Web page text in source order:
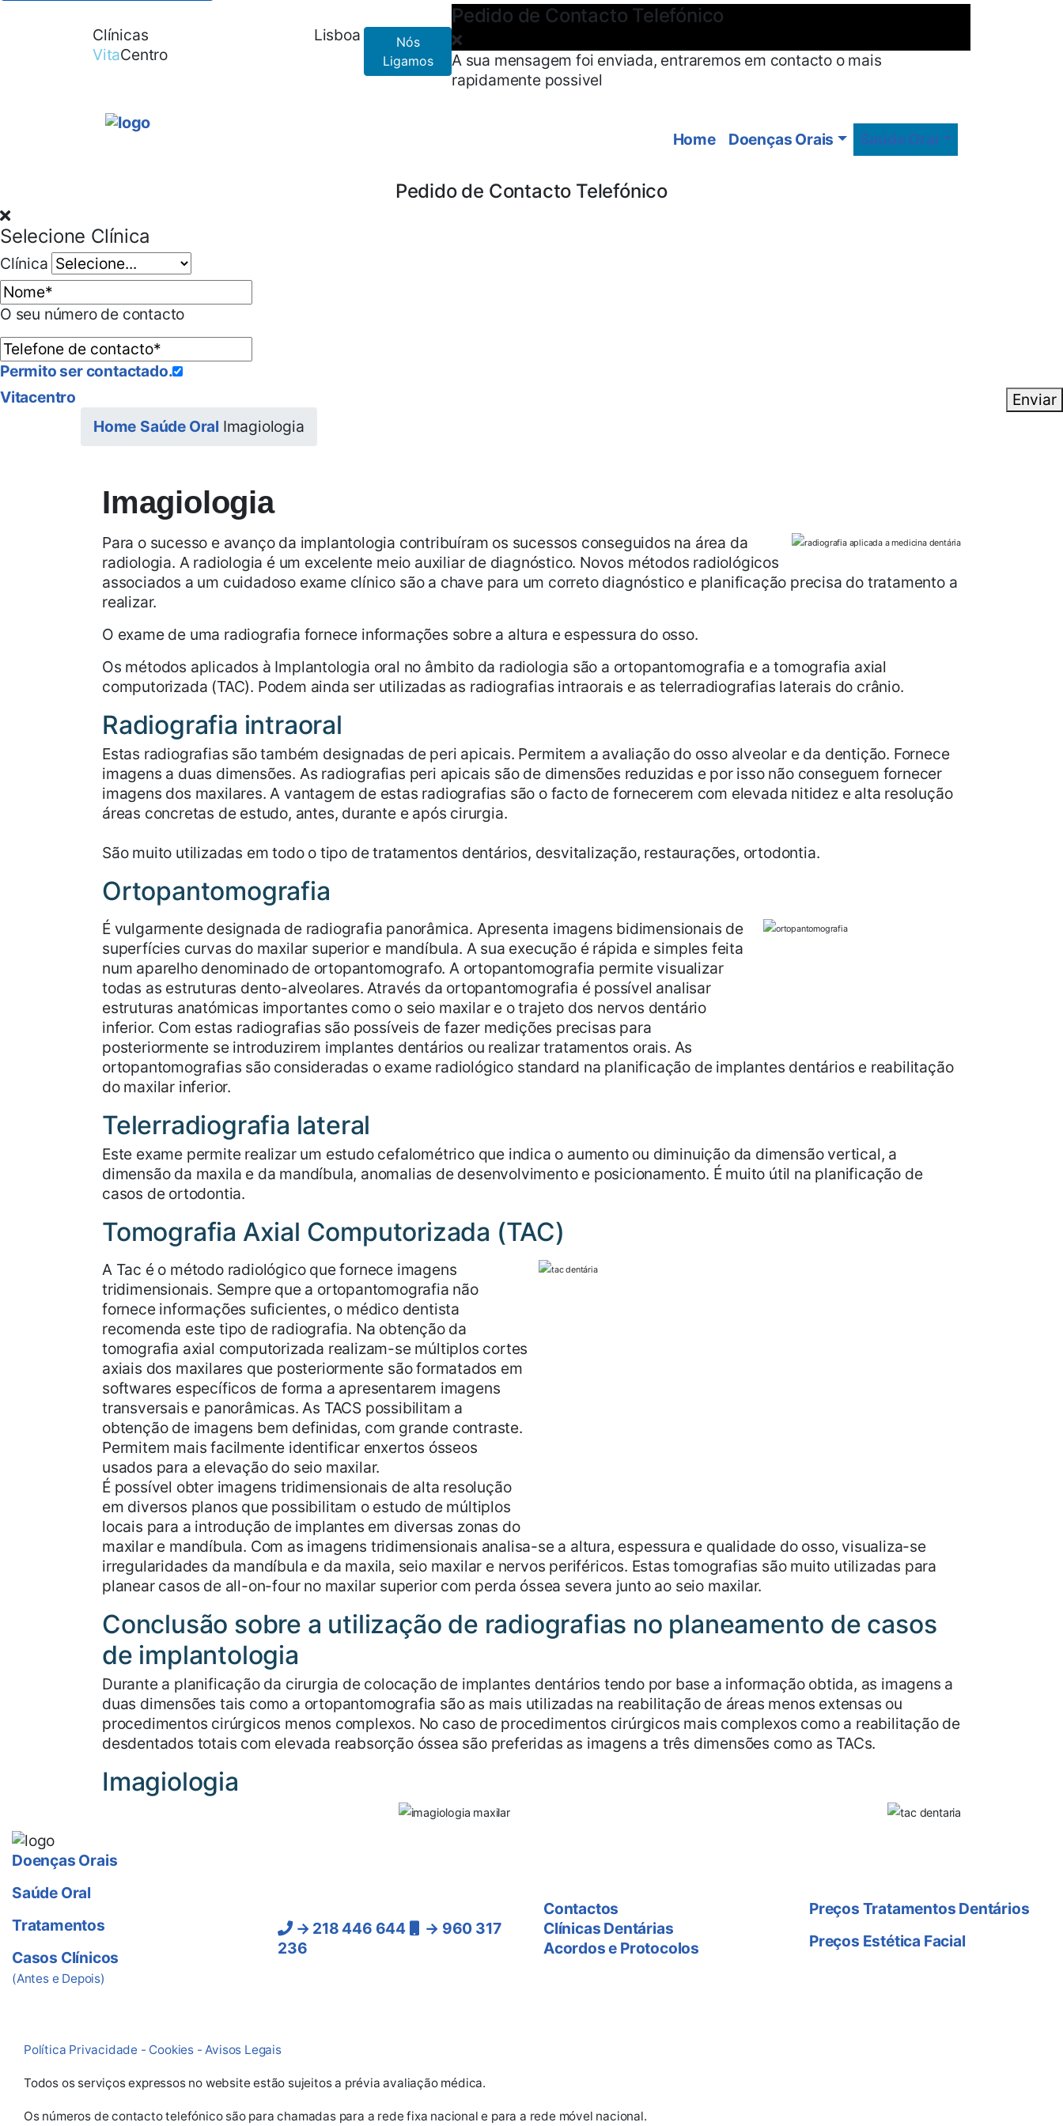
Clínicas
VitaCentro
Lisboa
Nós
Ligamos
Pedido de Contacto Telefónico
A sua mensagem foi enviada, entraremos em contacto o mais
rapidamente possivel
Home Doenças Orais Saúde Oral
Pedido de Contacto Telefónico
Selecione Clínica
Clínica
O seu número de contacto
Permito ser contactado.
Enviar
Vitacentro
Home Saúde Oral Imagiologia
Imagiologia
Para o sucesso e avanço da implantologia contribuíram os sucessos conseguidos na área da
radiologia. A radiologia é um excelente meio auxiliar de diagnóstico. Novos métodos radiológicos
associados a um cuidadoso exame clínico são a chave para um correto diagnóstico e planificação precisa do tratamento a
realizar.
O exame de uma radiografia fornece informações sobre a altura e espessura do osso.
Os métodos aplicados à Implantologia oral no âmbito da radiologia são a ortopantomografia e a tomografia axial
computorizada (TAC). Podem ainda ser utilizadas as radiografias intraorais e as telerradiografias laterais do crânio.
Radiografia intraoral
Estas radiografias são também designadas de peri apicais. Permitem a avaliação do osso alveolar e da dentição. Fornece
imagens a duas dimensões. As radiografias peri apicais são de dimensões reduzidas e por isso não conseguem fornecer
imagens dos maxilares. A vantagem de estas radiografias são o facto de fornecerem com elevada nitidez e alta resolução
áreas concretas de estudo, antes, durante e após cirurgia.
São muito utilizadas em todo o tipo de tratamentos dentários, desvitalização, restaurações, ortodontia.
Ortopantomografia
É vulgarmente designada de radiografia panorâmica. Apresenta imagens bidimensionais de
superfícies curvas do maxilar superior e mandíbula. A sua execução é rápida e simples feita
num aparelho denominado de ortopantomografo. A ortopantomografia permite visualizar
todas as estruturas dento-alveolares. Através da ortopantomografia é possível analisar
estruturas anatómicas importantes como o seio maxilar e o trajeto dos nervos dentário
inferior. Com estas radiografias são possíveis de fazer medições precisas para
posteriormente se introduzirem implantes dentários ou realizar tratamentos orais. As
ortopantomografias são consideradas o exame radiológico standard na planificação de implantes dentários e reabilitação
do maxilar inferior.
Telerradiografia lateral
Este exame permite realizar um estudo cefalométrico que indica o aumento ou diminuição da dimensão vertical, a
dimensão da maxila e da mandíbula, anomalias de desenvolvimento e posicionamento. É muito útil na planificação de
casos de ortodontia.
Tomografia Axial Computorizada (TAC)
A Tac é o método radiológico que fornece imagens
tridimensionais. Sempre que a ortopantomografia não
fornece informações suficientes, o médico dentista
recomenda este tipo de radiografia. Na obtenção da
tomografia axial computorizada realizam-se múltiplos cortes
axiais dos maxilares que posteriormente são formatados em
softwares específicos de forma a apresentarem imagens
transversais e panorâmicas. As TACS possibilitam a
obtenção de imagens bem definidas, com grande contraste.
Permitem mais facilmente identificar enxertos ósseos
usados para a elevação do seio maxilar.
É possível obter imagens tridimensionais de alta resolução
em diversos planos que possibilitam o estudo de múltiplos
locais para a introdução de implantes em diversas zonas do
maxilar e mandíbula. Com as imagens tridimensionais analisa-se a altura, espessura e qualidade do osso, visualiza-se
irregularidades da mandíbula e da maxila, seio maxilar e nervos periféricos. Estas tomografias são muito utilizadas para
planear casos de all-on-four no maxilar superior com perda óssea severa junto ao seio maxilar.
Conclusão sobre a utilização de radiografias no planeamento de casos
de implantologia
Durante a planificação da cirurgia de colocação de implantes dentários tendo por base a informação obtida, as imagens a
duas dimensões tais como a ortopantomografia são as mais utilizadas na reabilitação de áreas menos extensas ou
procedimentos cirúrgicos menos complexos. No caso de procedimentos cirúrgicos mais complexos como a reabilitação de
desdentados totais com elevada reabsorção óssea são preferidas as imagens a três dimensões como as TACs.
Imagiologia
Doenças Orais
Saúde Oral
Tratamentos
Casos Clínicos
(Antes e Depois)
→ 218 446 644
→ 960 317
236
Contactos
Clínicas Dentárias
Acordos e Protocolos
Preços Tratamentos Dentários
Preços Estética Facial
Política Privacidade - Cookies - Avisos Legais
Todos os serviços expressos no website estão sujeitos a prévia avaliação médica.
Os números de contacto telefónico são para chamadas para a rede fixa nacional e para a rede móvel nacional.